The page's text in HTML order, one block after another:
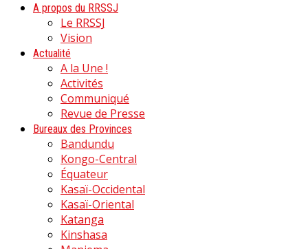
A propos du RRSSJ
Le RRSSJ
Vision
Actualité
A la Une !
Activités
Communiqué
Revue de Presse
Bureaux des Provinces
Bandundu
Kongo-Central
Équateur
Kasaï-Occidental
Kasaï-Oriental
Katanga
Kinshasa